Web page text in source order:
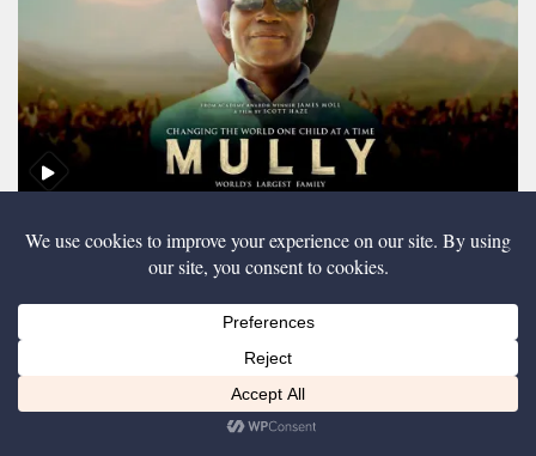
Mully Film – Die weltgrößte Familie (2021)
Diese Website nutzt Cookies, um bestmögliche Funktionalität bieten zu können.
Ich bin einverstanden